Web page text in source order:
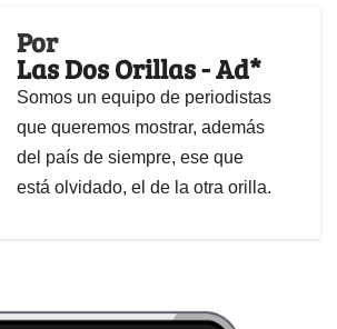
Por
Las Dos Orillas - Ad*
Somos un equipo de periodistas
que queremos mostrar, además
del país de siempre, ese que
está olvidado, el de la otra orilla.